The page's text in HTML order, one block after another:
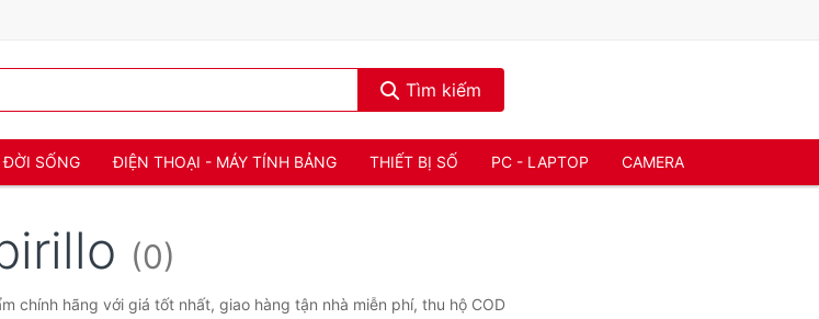
Tìm kiếm
SỐNG ĐIỆN THOẠI - MÁY TÍNH BẢNG THIẾT BỊ SỐ PC - LAPTOP CAMERA
(0)
chính hãng với giá tốt nhất, giao hàng tận nhà miễn phí, thu hộ COD